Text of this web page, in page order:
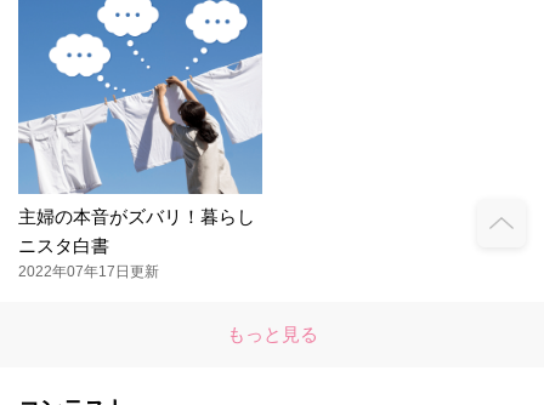
主婦の本音がズバリ！暮らし
ニスタ白書
2022年07年17日更新
もっと見る